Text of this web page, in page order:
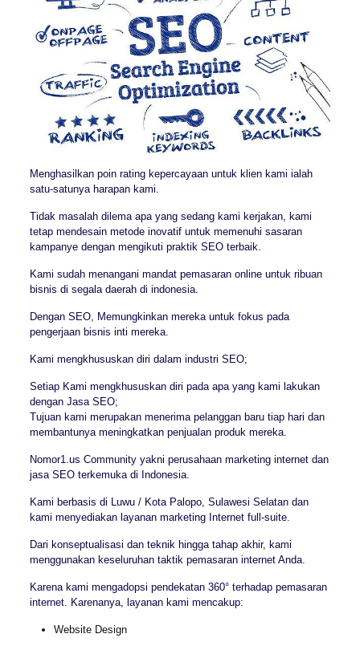
Menghasilkan poin rating kepercayaan untuk klien kami ialah
satu-satunya harapan kami.
Tidak masalah dilema apa yang sedang kami kerjakan, kami
tetap mendesain metode inovatif untuk memenuhi sasaran
kampanye dengan mengikuti praktik SEO terbaik.
Kami sudah menangani mandat pemasaran online untuk ribuan
bisnis di segala daerah di indonesia.
Dengan SEO, Memungkinkan mereka untuk fokus pada
pengerjaan bisnis inti mereka.
Kami mengkhususkan diri dalam industri SEO;
Setiap Kami mengkhususkan diri pada apa yang kami lakukan
dengan Jasa SEO;
Tujuan kami merupakan menerima pelanggan baru tiap hari dan
membantunya meningkatkan penjualan produk mereka.
Nomor1.us Community yakni perusahaan marketing internet dan
jasa SEO terkemuka di Indonesia.
Kami berbasis di Luwu / Kota Palopo, Sulawesi Selatan dan
kami menyediakan layanan marketing Internet full-suite.
Dari konseptualisasi dan teknik hingga tahap akhir, kami
menggunakan keseluruhan taktik pemasaran internet Anda.
Karena kami mengadopsi pendekatan 360° terhadap pemasaran
internet. Karenanya, layanan kami mencakup:
Website Design